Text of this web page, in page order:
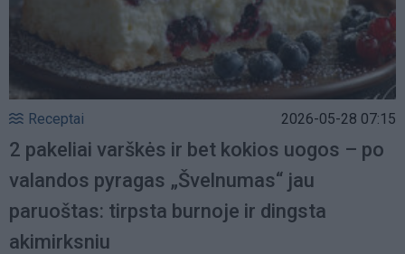
Receptai 2026-05-28 07:15
2 pakeliai varškės ir bet kokios uogos – po
valandos pyragas „Švelnumas“ jau
paruoštas: tirpsta burnoje ir dingsta
akimirksniu